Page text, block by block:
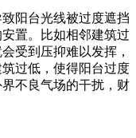
阳台光线被过度遮挡
置。比如相邻建筑过
受到压抑难以发挥，
过低，使得阳台过度
不良气场的干扰，财